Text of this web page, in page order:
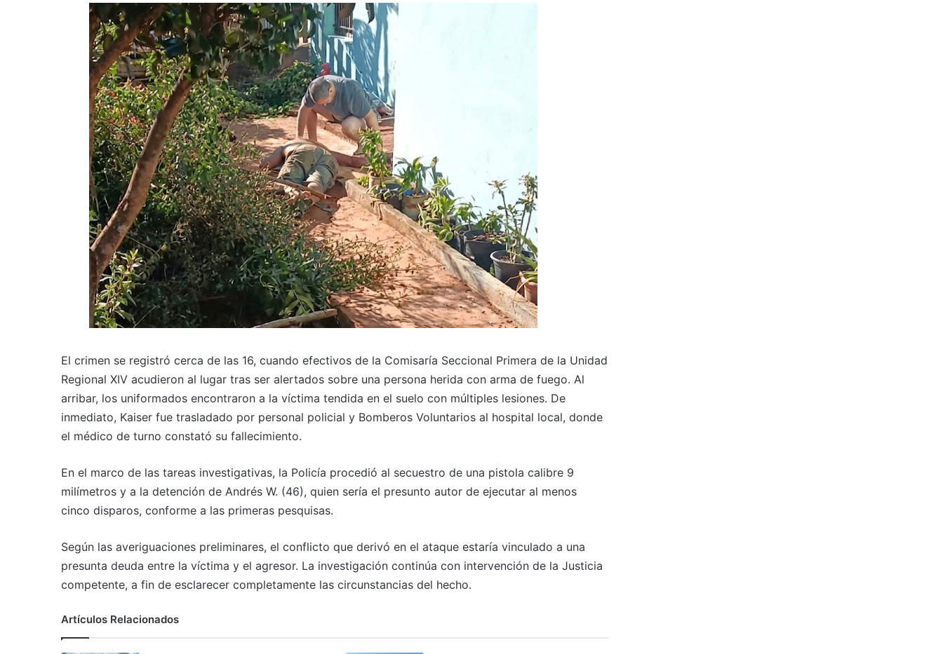
El crimen se registró cerca de las 16, cuando efectivos de la Comisaría Seccional Primera de la Unidad
Regional XIV acudieron al lugar tras ser alertados sobre una persona herida con arma de fuego. Al
arribar, los uniformados encontraron a la víctima tendida en el suelo con múltiples lesiones. De
inmediato, Kaiser fue trasladado por personal policial y Bomberos Voluntarios al hospital local, donde
el médico de turno constató su fallecimiento.
En el marco de las tareas investigativas, la Policía procedió al secuestro de una pistola calibre 9
milímetros y a la detención de Andrés W. (46), quien sería el presunto autor de ejecutar al menos
cinco disparos, conforme a las primeras pesquisas.
Según las averiguaciones preliminares, el conflicto que derivó en el ataque estaría vinculado a una
presunta deuda entre la víctima y el agresor. La investigación continúa con intervención de la Justicia
competente, a fin de esclarecer completamente las circunstancias del hecho.
Artículos Relacionados